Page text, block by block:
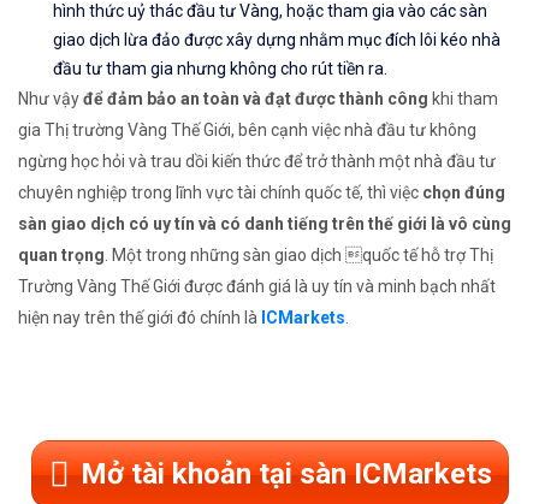
hình thức uỷ thác đầu tư Vàng, hoặc tham gia vào các sàn
giao dịch lừa đảo được xây dựng nhằm mục đích lôi kéo nhà
đầu tư tham gia nhưng không cho rút tiền ra.
Như vậyđể đảm bảo an toàn và đạt được thành công khi tham
gia Thị trường Vàng Thế Giới, bên cạnh việc nhà đầu tư không
ngừng học hỏi và trau dồi kiến thức để trở thành một nhà đầu tư
chuyên nghiệp trong lĩnh vực tài chính quốc tế, thì việc chọn đúng
sàn giao dịch có uy tín và có danh tiếng trên thế giới là vô cùng
quan trọng. Một trong những sàn giao dịch quốc tế hỗ trợ Thị
Trường Vàng Thế Giới được đánh giá là uy tín và minh bạch nhất
hiện nay trên thế giới đó chính là ICMarkets.
Mở tài khoản tại sàn ICMarkets